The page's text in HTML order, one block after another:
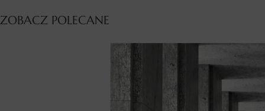
ZOBACZ POLECANE